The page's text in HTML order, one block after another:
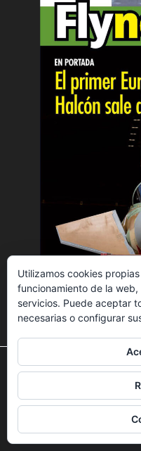
SÍGUENOS
Utilizamos cookies para
nuestra web.
Puedes aprender más
desactivarlas en losajustes.
Utilizamos cookies
funcionamiento de la
servicios. Puede aceptar
necesarias o configurar